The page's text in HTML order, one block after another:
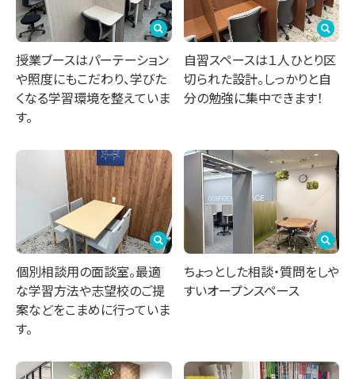
授業ブースはパーテーション
や照度にもこだわり、学びた
くなる学習環境を整えていま
す。
自習スペースは１人ひとり区
切られた設計。しっかりと自
分の勉強に集中できます！
個別相談用の面談室。最適
な学習方法や志望校のご提
案などをこまめに行っていま
す。
ちょっとした相談・質問をしや
すいオープンスペース